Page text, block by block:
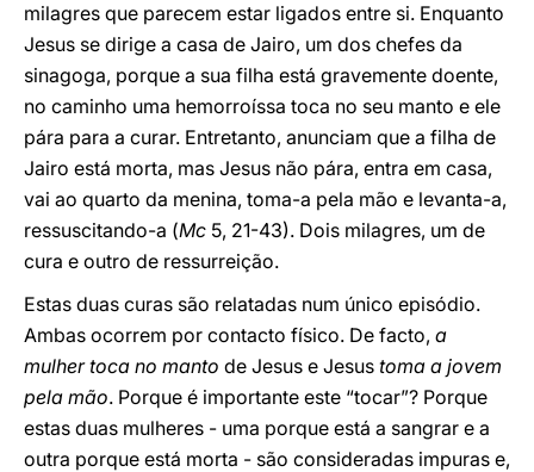
milagres que parecem estar ligados entre si. Enquanto
Jesus se dirige a casa de Jairo, um dos chefes da
sinagoga, porque a sua filha está gravemente doente,
no caminho uma hemorroíssa toca no seu manto e ele
pára para a curar. Entretanto, anunciam que a filha de
Jairo está morta, mas Jesus não pára, entra em casa,
vai ao quarto da menina, toma-a pela mão e levanta-a,
ressuscitando-a (Mc 5, 21-43). Dois milagres, um de
cura e outro de ressurreição.
Estas duas curas são relatadas num único episódio.
Ambas ocorrem por contacto físico. De facto, a
mulher toca no manto de Jesus e Jesus toma a jovem
pela mão. Porque é importante este “tocar”? Porque
estas duas mulheres - uma porque está a sangrar e a
outra porque está morta - são consideradas impuras e,